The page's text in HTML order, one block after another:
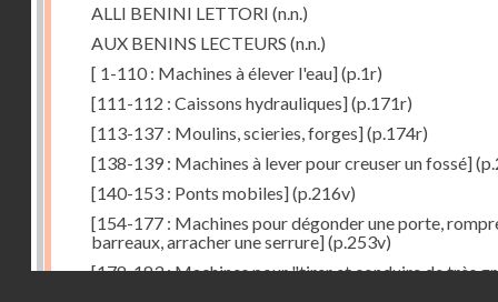
ALLI BENINI LETTORI (n.n.)
AUX BENINS LECTEURS (n.n.)
[ 1-110 : Machines à élever l'eau](p.1r)
[111-112 : Caissons hydrauliques](p.171r)
[113-137 : Moulins, scieries, forges](p.174r)
[138-139 : Machines à lever pour creuser un fossé]
[140-153 : Ponts mobiles](p.216v)
[154-177 : Machines pour dégonder une porte,
barreaux, arracher une serrure](p.253v)
[178-183 : Machines pour "tirer et conduire de très